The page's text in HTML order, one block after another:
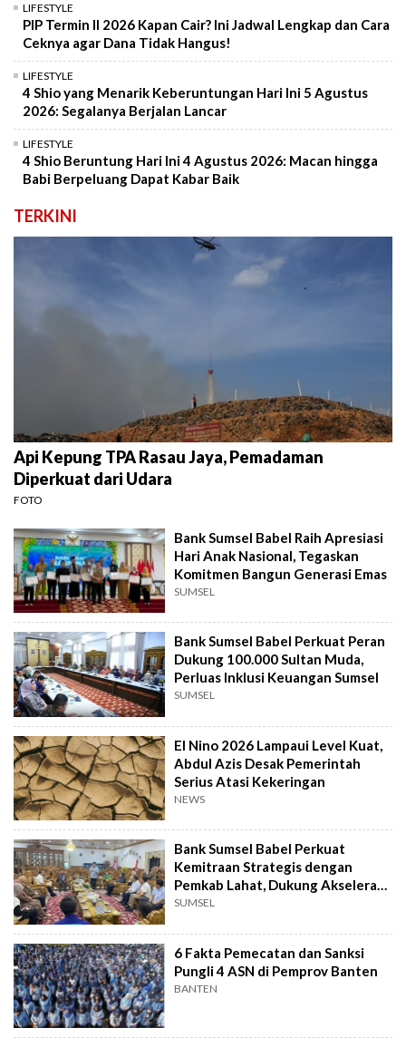
LIFESTYLE
PIP Termin II 2026 Kapan Cair? Ini Jadwal Lengkap dan Cara
Ceknya agar Dana Tidak Hangus!
LIFESTYLE
4 Shio yang Menarik Keberuntungan Hari Ini 5 Agustus
2026: Segalanya Berjalan Lancar
LIFESTYLE
4 Shio Beruntung Hari Ini 4 Agustus 2026: Macan hingga
Babi Berpeluang Dapat Kabar Baik
TERKINI
Api Kepung TPA Rasau Jaya, Pemadaman
Diperkuat dari Udara
FOTO
Bank Sumsel Babel Raih Apresiasi
Hari Anak Nasional, Tegaskan
Komitmen Bangun Generasi Emas
SUMSEL
Bank Sumsel Babel Perkuat Peran
Dukung 100.000 Sultan Muda,
Perluas Inklusi Keuangan Sumsel
SUMSEL
El Nino 2026 Lampaui Level Kuat,
Abdul Azis Desak Pemerintah
Serius Atasi Kekeringan
NEWS
Bank Sumsel Babel Perkuat
Kemitraan Strategis dengan
Pemkab Lahat, Dukung Akselerasi
Ekonomi Daerah
SUMSEL
6 Fakta Pemecatan dan Sanksi
Pungli 4 ASN di Pemprov Banten
BANTEN